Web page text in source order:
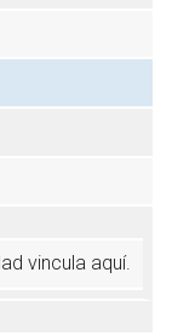
vincula aquí.